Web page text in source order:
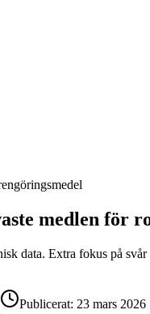
medlen för
data. Extra fokus på
Publicerat: 23 mars 2026